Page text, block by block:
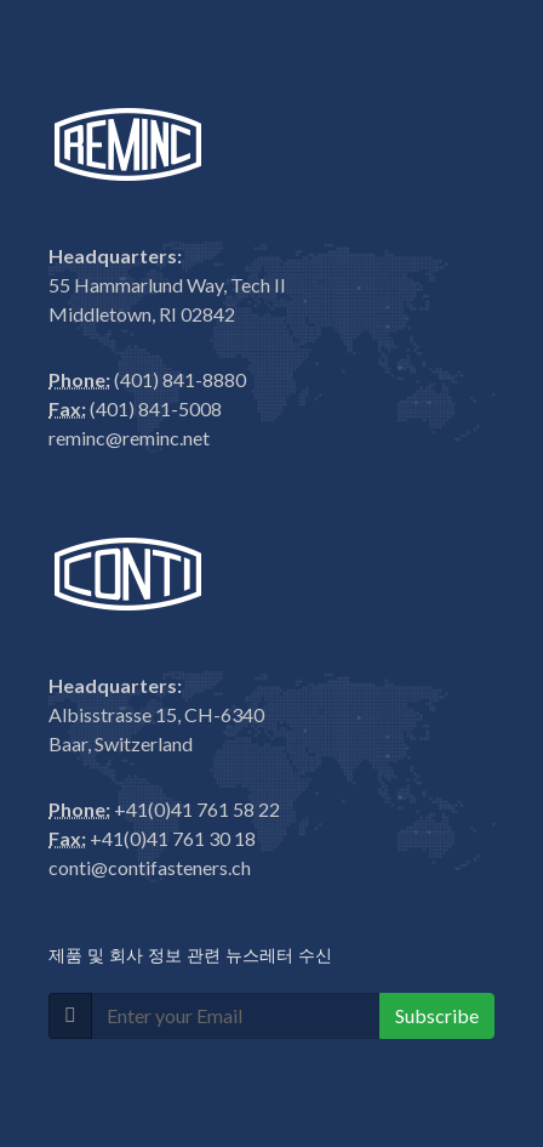
Headquarters:
55 Hammarlund Way, Tech II
Middletown, RI 02842
Phone:(401) 841-8880
Fax:(401) 841-5008
reminc@reminc.net
Headquarters:
Albisstrasse 15, CH-6340
Baar, Switzerland
Phone: +41(0)41 761 58 22
Fax: +41(0)41 761 30 18
conti@contifasteners.ch
제품 및 회사 정보 관련 뉴스레터 수신
Subscribe